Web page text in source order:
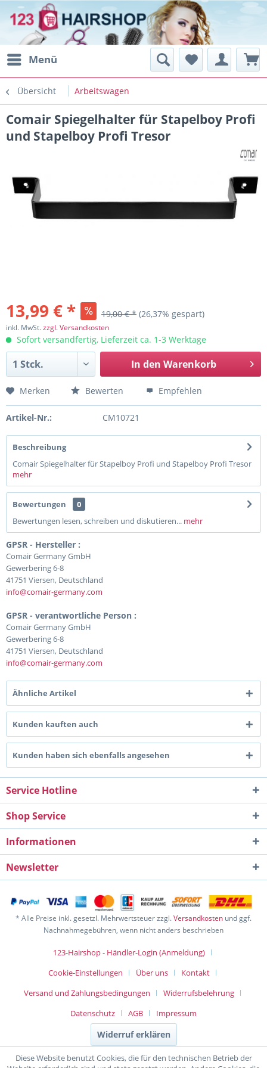
Menü
Übersicht Arbeitswagen
Comair Spiegelhalter für Stapelboy Profi
und Stapelboy Profi Tresor
13,99 € * 19,00 € * (26,37% gespart)
inkl. MwSt.zzgl. Versandkosten
Sofort versandfertig, Lieferzeit ca. 1-3 Werktage
In den Warenkorb
Merken Bewerten Empfehlen
Artikel-Nr.: CM10721
Beschreibung
Comair Spiegelhalter für Stapelboy Profi und Stapelboy Profi Tresor
mehr
Bewertungen
0
Bewertungen lesen, schreiben und diskutieren... mehr
GPSR - Hersteller :
Comair Germany GmbH
Gewerbering 6-8
41751 Viersen, Deutschland
info@comair-germany.com
GPSR - verantwortliche Person :
Comair Germany GmbH
Gewerbering 6-8
41751 Viersen, Deutschland
info@comair-germany.com
Ähnliche Artikel
Kunden kauften auch
Kunden haben sich ebenfalls angesehen
Service Hotline
Shop Service
Informationen
Newsletter
* Alle Preise inkl. gesetzl. Mehrwertsteuer zzgl.Versandkosten und ggf.
Nachnahmegebühren, wenn nicht anders beschrieben
123-Hairshop - Händler-Login (Anmeldung)
Cookie-Einstellungen
Über uns
Kontakt
Versand und Zahlungsbedingungen
Widerrufsbelehrung
Datenschutz
AGB Impressum
Widerruf erklären
Diese Website benutzt Cookies, die für den technischen Betrieb der